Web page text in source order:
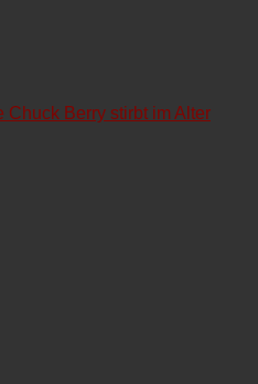
Chuck Berry stirbt im Alter